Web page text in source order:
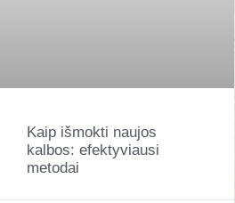
Kaip išmokti naujos
kalbos: efektyviausi
metodai